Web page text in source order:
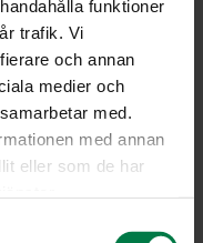
funktioner
trafik. Vi
och annan
medier och
med.
med annan
eller som de har